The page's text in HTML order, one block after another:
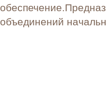
объединений